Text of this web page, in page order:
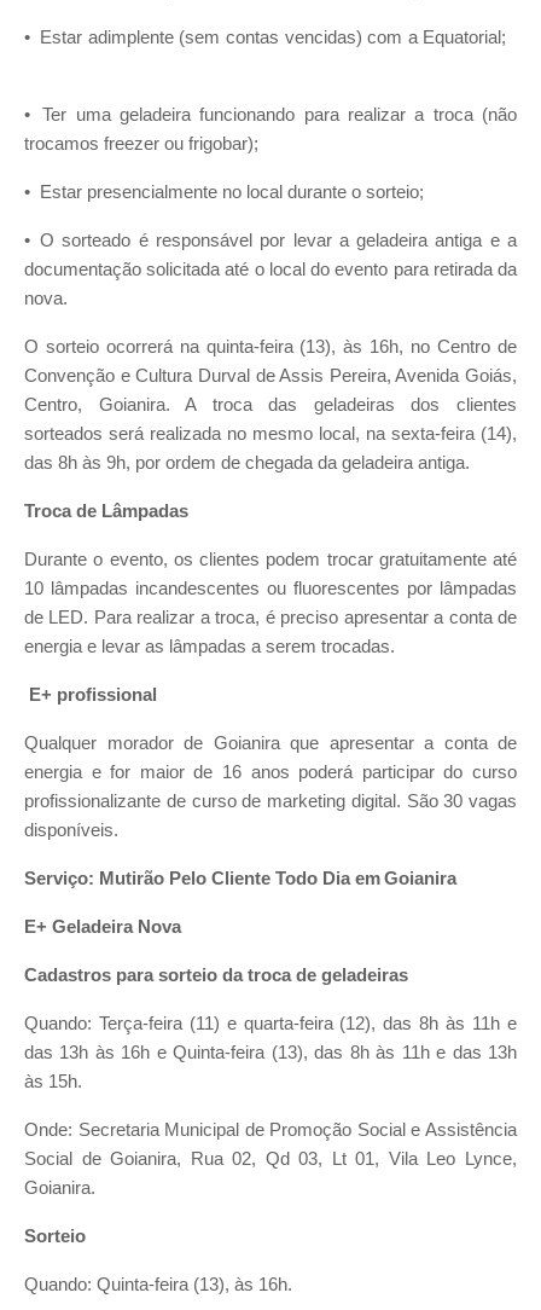
• Estar adimplente (sem contas vencidas) com a Equatorial;
• Ter uma geladeira funcionando para realizar a troca (não
trocamos freezer ou frigobar);
• Estar presencialmente no local durante o sorteio;
• O sorteado é responsável por levar a geladeira antiga e a
documentação solicitada até o local do evento para retirada da
nova.
O sorteio ocorrerá na quinta-feira (13), às 16h, no Centro de
Convenção e Cultura Durval de Assis Pereira, Avenida Goiás,
Centro, Goianira. A troca das geladeiras dos clientes
sorteados será realizada no mesmo local, na sexta-feira (14),
das 8h às 9h, por ordem de chegada da geladeira antiga.
Troca de Lâmpadas
Durante o evento, os clientes podem trocar gratuitamente até
10 lâmpadas incandescentes ou fluorescentes por lâmpadas
de LED. Para realizar a troca, é preciso apresentar a conta de
energia e levar as lâmpadas a serem trocadas.
E+ profissional
Qualquer morador de Goianira que apresentar a conta de
energia e for maior de 16 anos poderá participar do curso
profissionalizante de curso de marketing digital. São 30 vagas
disponíveis.
Serviço: Mutirão Pelo Cliente Todo Dia em Goianira
E+ Geladeira Nova
Cadastros para sorteio da troca de geladeiras
Quando: Terça-feira (11) e quarta-feira (12), das 8h às 11h e
das 13h às 16h e Quinta-feira (13), das 8h às 11h e das 13h
às 15h.
Onde: Secretaria Municipal de Promoção Social e Assistência
Social de Goianira, Rua 02, Qd 03, Lt 01, Vila Leo Lynce,
Goianira.
Sorteio
Quando: Quinta-feira (13), às 16h.